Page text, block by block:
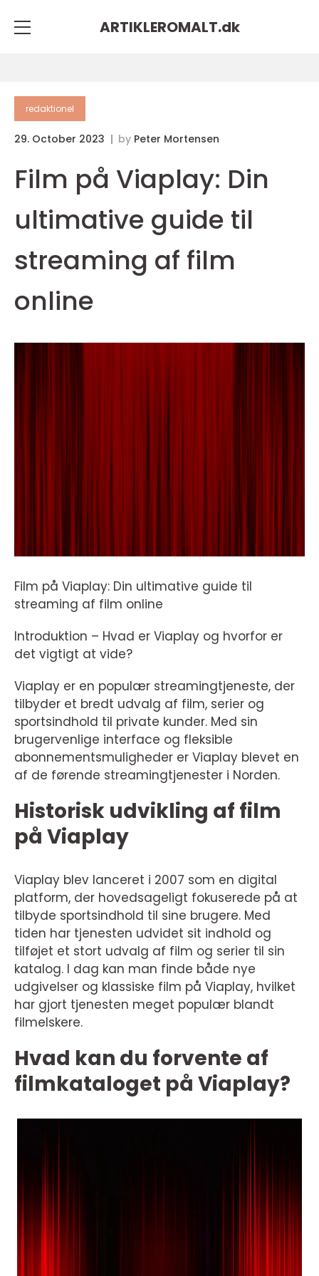
ARTIKLEROMALT.dk
redaktionel
29. October 2023 by Peter Mortensen
Film på Viaplay: Din
ultimative guide til
streaming af film
online
Film på Viaplay: Din ultimative guide til
streaming af film online
Introduktion – Hvad er Viaplay og hvorfor er
det vigtigt at vide?
Viaplay er en populær streamingtjeneste, der
tilbyder et bredt udvalg af film, serier og
sportsindhold til private kunder. Med sin
brugervenlige interface og fleksible
abonnementsmuligheder er Viaplay blevet en
af de førende streamingtjenester i Norden.
Historisk udvikling af film
på Viaplay
Viaplay blev lanceret i 2007 som en digital
platform, der hovedsageligt fokuserede på at
tilbyde sportsindhold til sine brugere. Med
tiden har tjenesten udvidet sit indhold og
tilføjet et stort udvalg af film og serier til sin
katalog. I dag kan man finde både nye
udgivelser og klassiske film på Viaplay, hvilket
har gjort tjenesten meget populær blandt
filmelskere.
Hvad kan du forvente af
filmkataloget på Viaplay?